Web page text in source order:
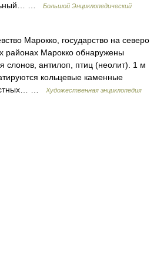
…
Большой Энциклопедический
Марокко, государство на северо
районах Марокко обнаружены
слонов, антилоп, птиц (неолит). 1 м
кольцевые каменные
…
Художественная энциклопедия